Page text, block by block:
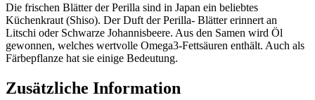
Die frischen Blätter der Perilla sind in Japan ein beliebtes
Küchenkraut (Shiso). Der Duft der Perilla- Blätter erinnert an
Litschi oder Schwarze Johannisbeere. Aus den Samen wird Öl
gewonnen, welches wertvolle Omega3-Fettsäuren enthält. Auch als
Färbepflanze hat sie einige Bedeutung.
Zusätzliche Information